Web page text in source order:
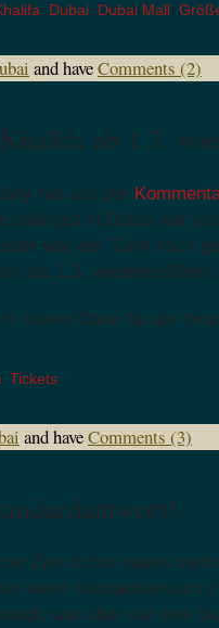
Dubai Dubai Mall
and haveComments (2)
ab 1.3.
hat uns per
unlängst in Dubai war
war der Turm noch
am 1.3. wiedereröffnen
Vielen Dank für die
Tickets
and haveComments (3)
Zeit nichts neues
einen Kontaktversuch
war aber nur eine